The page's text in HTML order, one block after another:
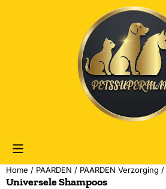
Cookievoorkeuren zijn momenteel gesloten.
Home / PAARDEN / PAARDEN Verzorging /
Universele Shampoos